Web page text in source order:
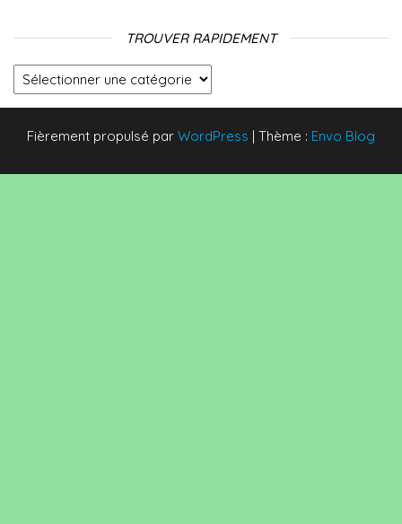
TROUVER RAPIDEMENT
Trouver rapidement
Fièrement propulsé par WordPress | Thème : Envo Blog